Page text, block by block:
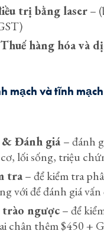
trị bằng laser–
hàng hóa và
mạch và tĩnh
Đánh giá– đánh
lối sống, triệu
tra– để kiểm tra
với để đánh giá vấn
trào ngược– để
chân thêm $450 +